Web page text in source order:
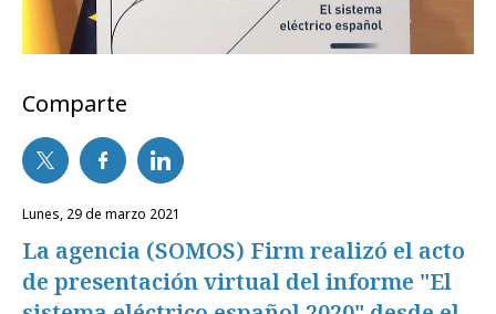
Comparte
lunes, 29 de marzo 2021
La agencia (SOMOS) Firm realizó el acto
de presentación virtual del informe "El